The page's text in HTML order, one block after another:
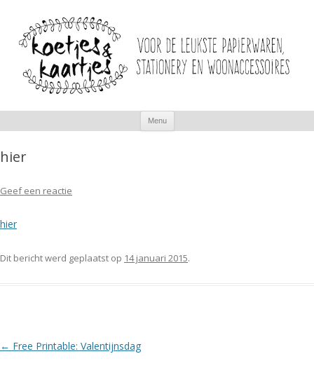
Menu
inhoud
hier
Geef een reactie
hier
Dit bericht werd geplaatst op 14 januari 2015.
Berichtnavigatie
← Free Printable: Valentijnsdag